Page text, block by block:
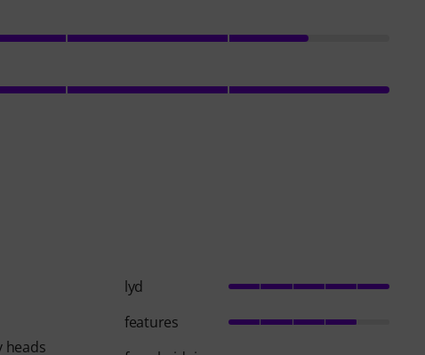
heads
lyd
features